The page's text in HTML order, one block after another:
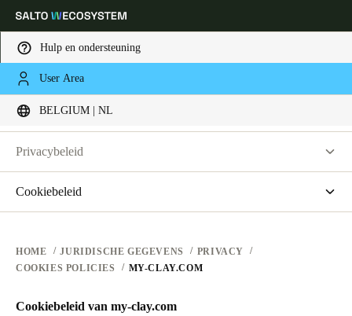
Hulp en ondersteuning
User Area
BELGIUM | NL
Kies uw locatie- en taalinstellingen
Global
Belgium| Nederlands
Germany
Deutsch
Switzerland
GEBRUIKSVOORWAARDEN VOOR WEBSITES
PRIVACY
HARDWAREVOORWAARDEN
PRIVACY
Privacybeleid
Cookiebeleid
saltoks.com
my-clay.com
HOME JURIDISCHE GEGEVENS
PRIVACY
COOKIES POLICIES
MY-CLAY.COM
Cookiebeleid van my-clay.com